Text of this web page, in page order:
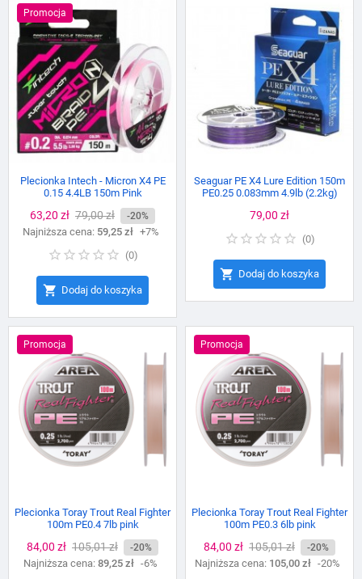
Promocja
Plecionka Intech - Micron X4 PE
0.15 4.4LB 150m Pink
Cena
63,20 zł Cena
podstawowa
79,00 zł -20%
Najniższa cena: 59,25 zł +7%
(0)
 Dodaj do koszyka
Seaguar PE X4 Lure Edition 150m
PE0.25 0.083mm 4.9lb (2.2kg)
Cena
79,00 zł
(0)
 Dodaj do koszyka
Promocja
Plecionka Toray Trout Real Fighter
100m PE0.4 7lb pink
Cena
84,00 zł Cena
podstawowa
105,01 zł -20%
Najniższa cena: 89,25 zł -6%
Promocja
Plecionka Toray Trout Real Fighter
100m PE0.3 6lb pink
Cena
84,00 zł Cena
podstawowa
105,01 zł -20%
Najniższa cena: 105,00 zł -20%